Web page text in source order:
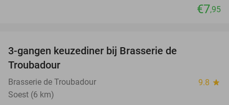
€7,95
3-gangen keuzediner bij Brasserie de
Troubadour
Brasserie de Troubadour 9.8 star
Soest (6 km)